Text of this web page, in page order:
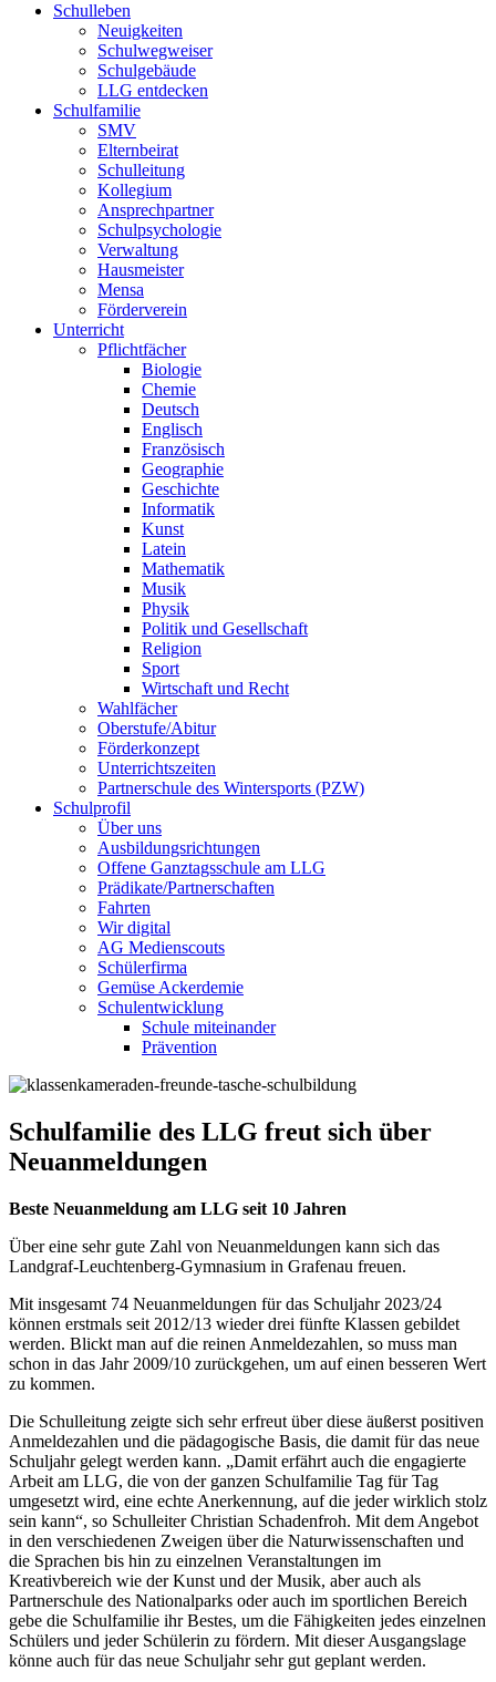
Schulleben
Neuigkeiten
Schulwegweiser
Schulgebäude
LLG entdecken
Schulfamilie
SMV
Elternbeirat
Schulleitung
Kollegium
Ansprechpartner
Schulpsychologie
Verwaltung
Hausmeister
Mensa
Förderverein
Unterricht
Pflichtfächer
Biologie
Chemie
Deutsch
Englisch
Französisch
Geographie
Geschichte
Informatik
Kunst
Latein
Mathematik
Musik
Physik
Politik und Gesellschaft
Religion
Sport
Wirtschaft und Recht
Wahlfächer
Oberstufe/Abitur
Förderkonzept
Unterrichtszeiten
Partnerschule des Wintersports (PZW)
Schulprofil
Über uns
Ausbildungsrichtungen
Offene Ganztagsschule am LLG
Prädikate/Partnerschaften
Fahrten
Wir digital
AG Medienscouts
Schülerfirma
Gemüse Ackerdemie
Schulentwicklung
Schule miteinander
Prävention
Schulfamilie des LLG freut sich über
Neuanmeldungen
Beste Neuanmeldung am LLG seit 10 Jahren
Über eine sehr gute Zahl von Neuanmeldungen kann sich das
Landgraf-Leuchtenberg-Gymnasium in Grafenau freuen.
Mit insgesamt 74 Neuanmeldungen für das Schuljahr 2023/24
können erstmals seit 2012/13 wieder drei fünfte Klassen gebildet
werden. Blickt man auf die reinen Anmeldezahlen, so muss man
schon in das Jahr 2009/10 zurückgehen, um auf einen besseren Wert
zu kommen.
Die Schulleitung zeigte sich sehr erfreut über diese äußerst positiven
Anmeldezahlen und die pädagogische Basis, die damit für das neue
Schuljahr gelegt werden kann. „Damit erfährt auch die engagierte
Arbeit am LLG, die von der ganzen Schulfamilie Tag für Tag
umgesetzt wird, eine echte Anerkennung, auf die jeder wirklich stolz
sein kann“, so Schulleiter Christian Schadenfroh. Mit dem Angebot
in den verschiedenen Zweigen über die Naturwissenschaften und
die Sprachen bis hin zu einzelnen Veranstaltungen im
Kreativbereich wie der Kunst und der Musik, aber auch als
Partnerschule des Nationalparks oder auch im sportlichen Bereich
gebe die Schulfamilie ihr Bestes, um die Fähigkeiten jedes einzelnen
Schülers und jeder Schülerin zu fördern. Mit dieser Ausgangslage
könne auch für das neue Schuljahr sehr gut geplant werden.